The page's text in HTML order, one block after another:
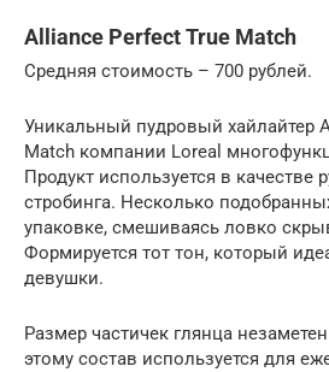
Alliance Perfect True Match
Средняя стоимость – 700 рублей.
Уникальный пудровый хайлайтер
Match компании Loreal
Продукт используется в качестве
стробинга. Несколько
упаковке, смешиваясь ловко
Формируется тот тон, который
девушки.
Размер частичек глянца
этому состав используется для